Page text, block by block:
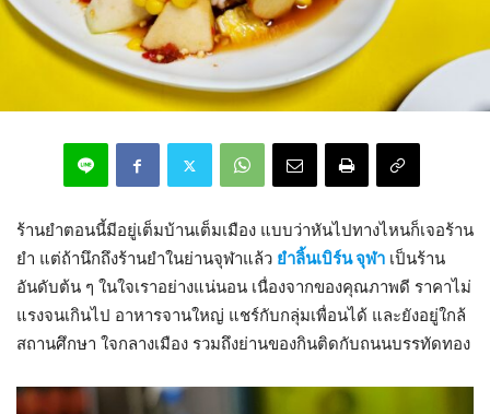
ร้านยำตอนนี้มีอยู่เต็มบ้านเต็มเมือง แบบว่าหันไปทางไหนก็เจอร้าน
ยำ แต่ถ้านึกถึงร้านยำในย่านจุฬาแล้ว ยำลิ้นเบิร์น จุฬา เป็นร้าน
อันดับต้น ๆ ในใจเราอย่างแน่นอน เนื่องจากของคุณภาพดี ราคาไม่
แรงจนเกินไป อาหารจานใหญ่ แชร์กับกลุ่มเพื่อนได้ และยังอยู่ใกล้
สถานศึกษา ใจกลางเมือง รวมถึงย่านของกินติดกับถนนบรรทัดทอง